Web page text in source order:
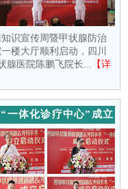
识宣传周暨甲状腺防治
楼大厅顺利启动，四川
医院陈鹏飞院长...
【详
一体化诊疗中心”成立